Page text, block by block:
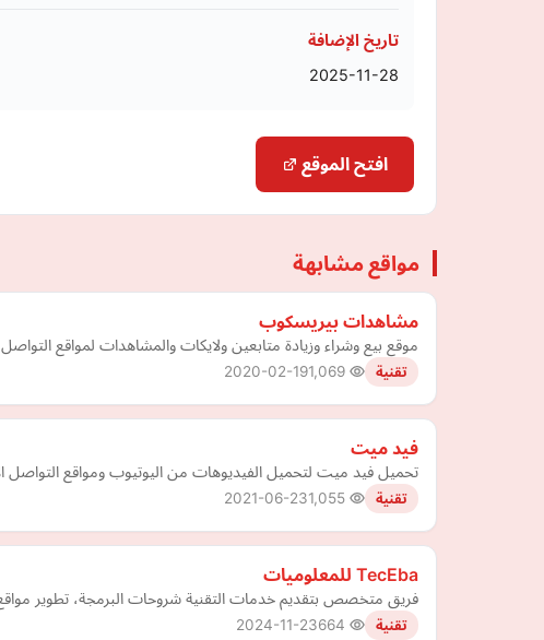
تاريخ الإضافة
2025-11-28
افتح الموقع
مواقع مشابهة
مشاهدات بيريسكوب
موقع بيع وشراء وزيادة متابعين ولايكات والمشاهدات لمواقع
تقنية 2020-02-19
فيد ميت
تحميل فيد ميت لتحميل الفيديوهات من اليوتيوب ومواقع التواصل
تقنية 2021-06-23
TecEba للمعلوميات
فريق متخصص بتقديم خدمات التقنية شروحات البرمجة، تطوير مواقع
تقنية 2024-11-23